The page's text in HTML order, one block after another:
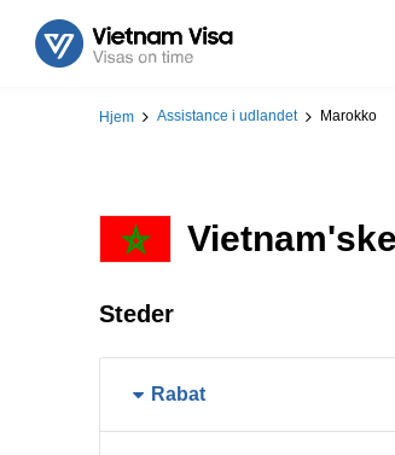
Hjem Assistance i udlandet Marokko
Steder
Rabat